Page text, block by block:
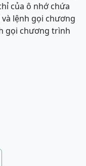
của ô nhớ chứa
lệnh gọi chương
gọi chương trình